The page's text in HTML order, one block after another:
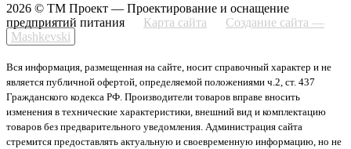
2026 © ТМ Проект — Проектирование и оснащение
предприятий питания
Карта сайта
Создание сайта —
Mashkevski
Вся информация, размещенная на сайте, носит справочный характер и не
является публичной офертой, определяемой положениями ч.2, ст. 437
Гражданского кодекса РФ. Производители товаров вправе вносить
изменения в технические характеристики, внешний вид и комплектацию
товаров без предварительного уведомления. Администрация сайта
стремится предоставлять актуальную и своевременную информацию, но не